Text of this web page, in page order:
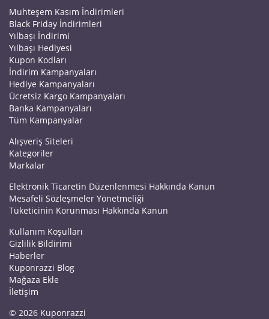
Muhteşem Kasım İndirimleri
Black Friday İndirimleri
Yılbaşı İndirimi
Yılbaşı Hediyesi
Kupon Kodları
İndirim Kampanyaları
Hediye Kampanyaları
Ücretsiz Kargo Kampanyaları
Banka Kampanyaları
Tüm Kampanyalar
Alışveriş Siteleri
Kategoriler
Markalar
Elektronik Ticaretin Düzenlenmesi Hakkında Kanun
Mesafeli Sözleşmeler Yönetmeliği
Tüketicinin Korunması Hakkında Kanun
Kullanım Koşulları
Gizlilik Bildirimi
Haberler
Kuponrazzi Blog
Mağaza Ekle
İletişim
© 2026 Kuponrazzi